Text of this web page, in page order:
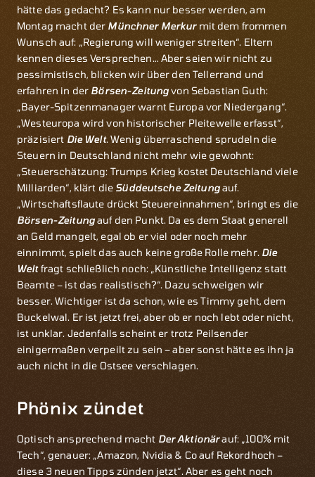
hätte das gedacht? Es kann nur besser werden, am
Montag macht der Münchner Merkurmit dem frommen
Wunsch auf: „Regierung will weniger streiten“. Eltern
kennen dieses Versprechen… Aber seien wir nicht zu
pessimistisch, blicken wir über den Tellerrand und
erfahren in der Börsen-Zeitungvon Sebastian Guth:
„Bayer-Spitzenmanager warnt Europa vor Niedergang“.
„Westeuropa wird von historischer Pleitewelle erfasst“,
präzisiert Die Welt. Wenig überraschend sprudeln die
Steuern in Deutschland nicht mehr wie gewohnt:
„Steuerschätzung: Trumps Krieg kostet Deutschland viele
Milliarden“, klärt die Süddeutsche Zeitungauf.
„Wirtschaftsflaute drückt Steuereinnahmen“, bringt es die
Börsen-Zeitungauf den Punkt. Da es dem Staat generell
an Geld mangelt, egal ob er viel oder noch mehr
einnimmt, spielt das auch keine große Rolle mehr. Die
Weltfragt schließlich noch: „Künstliche Intelligenz statt
Beamte – ist das realistisch?“. Dazu schweigen wir
besser. Wichtiger ist da schon, wie es Timmy geht, dem
Buckelwal. Er ist jetzt frei, aber ob er noch lebt oder nicht,
ist unklar. Jedenfalls scheint er trotz Peilsender
einigermaßen verpeilt zu sein – aber sonst hätte es ihn ja
auch nicht in die Ostsee verschlagen.
Phönix zündet
Optisch ansprechend macht Der Aktionärauf: „100% mit
Tech“, genauer: „Amazon, Nvidia & Co auf Rekordhoch –
diese 3 neuen Tipps zünden jetzt“. Aber es geht noch